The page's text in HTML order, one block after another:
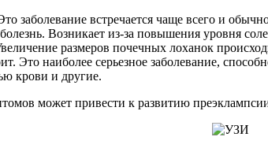
заболевание встречается чаще всего и
Возникает из-за повышения уровня
размеров почечных лоханок
Это наиболее серьезное заболевание,
крови и другие.
может привести к развитию